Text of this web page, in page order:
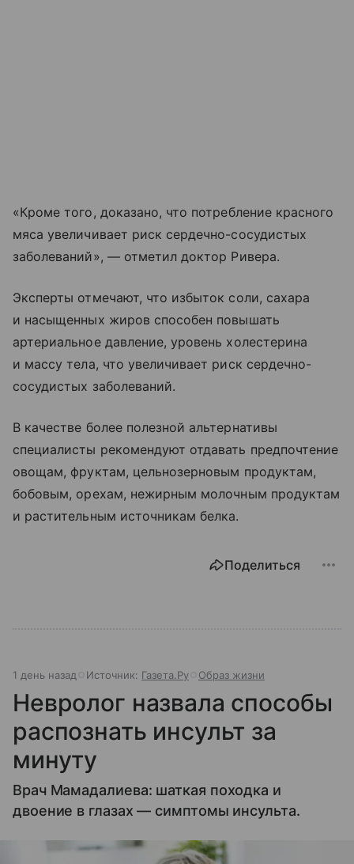
«Кроме того, доказано, что потребление красного
мяса увеличивает риск сердечно-сосудистых
заболеваний», — отметил доктор Ривера.
Эксперты отмечают, что избыток соли, сахара
и насыщенных жиров способен повышать
артериальное давление, уровень холестерина
и массу тела, что увеличивает риск сердечно-
сосудистых заболеваний.
В качестве более полезной альтернативы
специалисты рекомендуют отдавать предпочтение
овощам, фруктам, цельнозерновым продуктам,
бобовым, орехам, нежирным молочным продуктам
и растительным источникам белка.
Поделиться
1 день назад Источник: Газета.Ру Образ жизни
Невролог назвала способы
распознать инсульт за
минуту
Врач Мамадалиева: шаткая походка и
двоение в глазах — симптомы инсульта.